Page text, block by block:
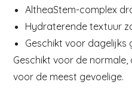
AltheaStem-complex
Hydraterende textuur
Geschikt voor dagelijks
Geschikt voor de
voor de meest gevoelige.